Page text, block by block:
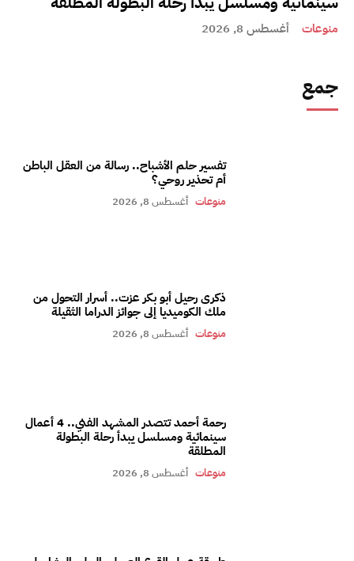
منوعات أغسطس 8, 2026
جمع
تفسير حلم الأشباح.. رسالة من العقل الباطن
أم تحذير روحي؟
منوعات أغسطس 8, 2026
ذكرى رحيل أبو بكر عزت.. أسرار التحول من
ملك الكوميديا إلى جوائز الدراما الثقيلة
منوعات أغسطس 8, 2026
رحمة أحمد تتصدر المشهد الفني.. 4 أعمال
سينمائية ومسلسل يبدأ رحلة البطولة
المطلقة
منوعات أغسطس 8, 2026